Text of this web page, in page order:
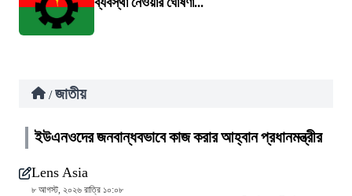
/ জাতীয়
ইউএনওদের জনবান্ধবভাবে কাজ করার আহ্বান প্রধানমন্ত্রীর
Lens Asia
৮ আগস্ট, ২০২৬ রাত্রি ১০:০৮